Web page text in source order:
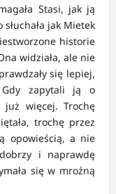
Stasi, jak ją
jak Mietek
historie
widziała, ale nie
się lepiej,
zapytali ją o
już więcej. Trochę
trochę przez
opowieścią, a nie
i naprawdę
się w mroźną